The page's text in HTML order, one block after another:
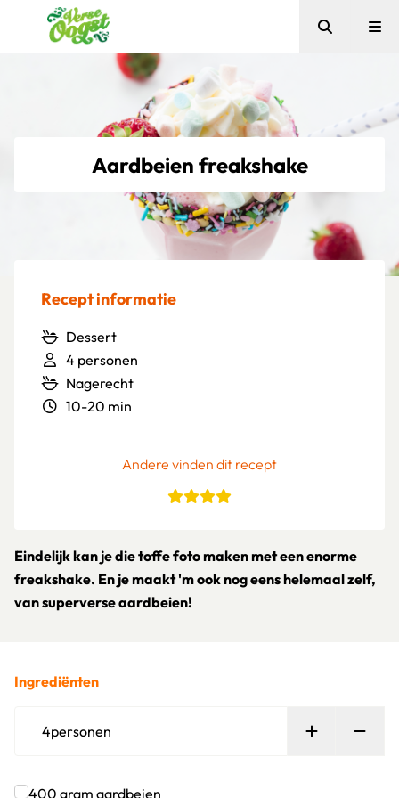
Zoeken
Aardbeien freakshake
Recept informatie
Dessert
4 personen
Nagerecht
10-20 min
Andere vinden dit recept
Eindelijk kan je die toffe foto maken met een enorme
freakshake. En je maakt 'm ook nog eens helemaal zelf,
van superverse aardbeien!
Ingrediënten
4personen Persoon
400 gram aardbeien